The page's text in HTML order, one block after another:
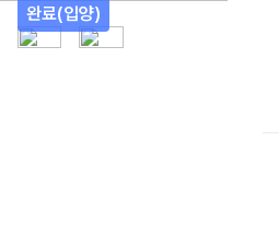
완료(입양)